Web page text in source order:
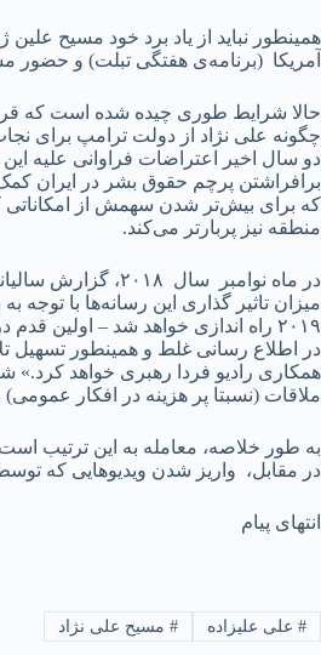
همینطور نباید از یاد برد خود مسیح
آمریکا (برنامه‌ی هفتگی تبلت) و حضور
حالا شرایط طوری چیده شده است که
چگونه علی نژاد از دولت ترامپ برای
دو سال اخیر اعتراضات فراوانی علیه
برافراشتن پرچم حقوق بشر در ایران
که برای بیش‌تر شدن سهمش از امکاناتی
منطقه نیز پربارتر می‌کند.
در ماه نوامبر
میزان تاثیر گذاری این رسانه‌ها با
در اطلاع رسانی غلط و همینطور تسهیل
ملاقات (نسبتا پر هزینه در افکار عمومی)
به طور خلاصه، معامله به این ترتیب
در مقابل، واریز شدن ویدیوهایی که
انتهای پیام
#علی علیزاده #مسیح علی نژاد